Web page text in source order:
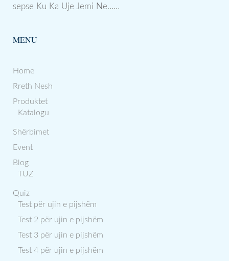
sepse Ku Ka Uje Jemi Ne……
MENU
Home
Rreth Nesh
Produktet
Katalogu
Shërbimet
Event
Blog
TUZ
Quiz
Test për ujin e pijshëm
Test 2 për ujin e pijshëm
Test 3 për ujin e pijshëm
Test 4 për ujin e pijshëm